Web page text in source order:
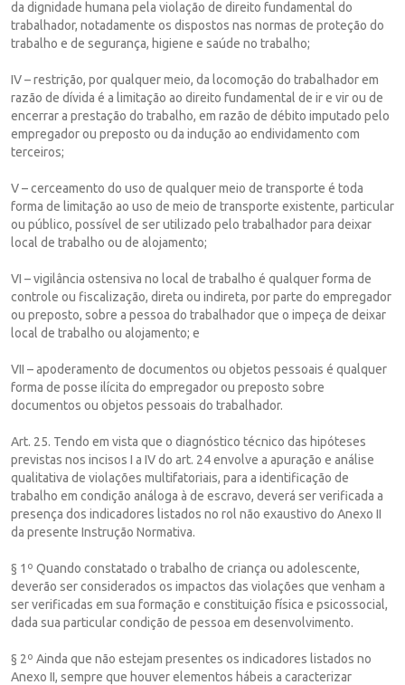
da dignidade humana pela violação de direito fundamental do
trabalhador, notadamente os dispostos nas normas de proteção do
trabalho e de segurança, higiene e saúde no trabalho;
IV – restrição, por qualquer meio, da locomoção do trabalhador em
razão de dívida é a limitação ao direito fundamental de ir e vir ou de
encerrar a prestação do trabalho, em razão de débito imputado pelo
empregador ou preposto ou da indução ao endividamento com
terceiros;
V – cerceamento do uso de qualquer meio de transporte é toda
forma de limitação ao uso de meio de transporte existente, particular
ou público, possível de ser utilizado pelo trabalhador para deixar
local de trabalho ou de alojamento;
VI – vigilância ostensiva no local de trabalho é qualquer forma de
controle ou fiscalização, direta ou indireta, por parte do empregador
ou preposto, sobre a pessoa do trabalhador que o impeça de deixar
local de trabalho ou alojamento; e
VII – apoderamento de documentos ou objetos pessoais é qualquer
forma de posse ilícita do empregador ou preposto sobre
documentos ou objetos pessoais do trabalhador.
Art. 25. Tendo em vista que o diagnóstico técnico das hipóteses
previstas nos incisos I a IV do art. 24 envolve a apuração e análise
qualitativa de violações multifatoriais, para a identificação de
trabalho em condição análoga à de escravo, deverá ser verificada a
presença dos indicadores listados no rol não exaustivo do Anexo II
da presente Instrução Normativa.
§ 1º Quando constatado o trabalho de criança ou adolescente,
deverão ser considerados os impactos das violações que venham a
ser verificadas em sua formação e constituição física e psicossocial,
dada sua particular condição de pessoa em desenvolvimento.
§ 2º Ainda que não estejam presentes os indicadores listados no
Anexo II, sempre que houver elementos hábeis a caracterizar